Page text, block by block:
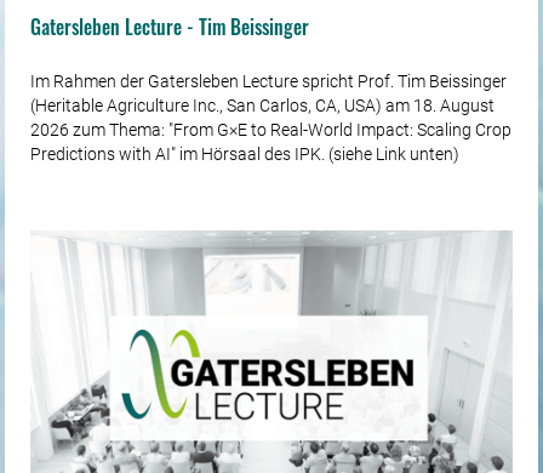
Gatersleben Lecture - Tim Beissinger
Im Rahmen der Gatersleben Lecture spricht Prof. Tim Beissinger
(Heritable Agriculture Inc., San Carlos, CA, USA) am 18. August
2026 zum Thema: "From G×E to Real-World Impact: Scaling Crop
Predictions with AI" im Hörsaal des IPK. (siehe Link unten)